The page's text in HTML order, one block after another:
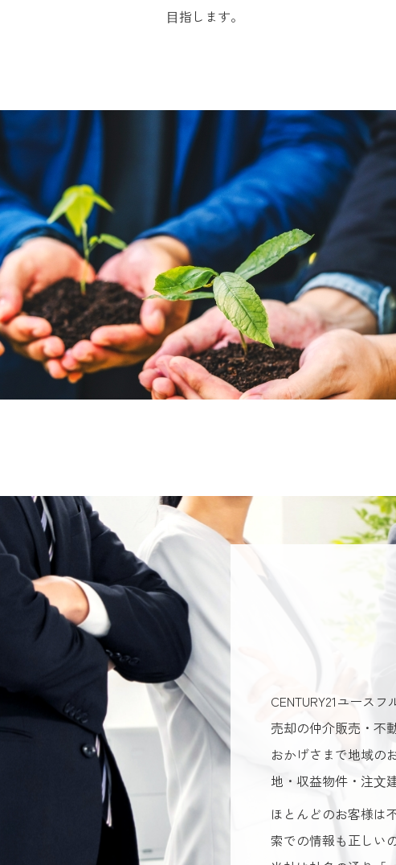
⽬指します。
CENTURY21ユース
売却の仲介販売・不
おかげさまで地域の
地・収益物件・注⽂
ほとんどのお客様は
索での情報も正しい